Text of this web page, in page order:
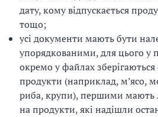
дату, кому відпускається
тощо;
усі документи мають бути
упорядкованими, для цього у
окремо у файлах зберігаються
продукти (наприклад, м’ясо,
риба, крупи), першими мають
на продукти, які надішли